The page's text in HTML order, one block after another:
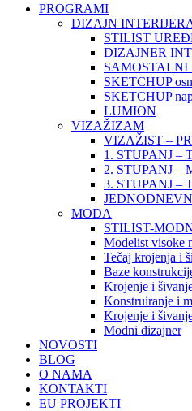
PROGRAMI
DIZAJN
STILIST
DIZAJNER
SAMOSTALNI
SKETCHUP
SKETCHUP
LUMION
VIZAŽIZAM
VIZAŽIST –
1. STUPANJ –
2. STUPANJ –
3. STUPANJ –
MODA
STILIST-
Modelist visoke
Tečaj krojenja i
Baze
Krojenje i
Konstruiranje i
Krojenje i
Modni dizajner
NOVOSTI
BLOG
O NAMA
KONTAKTI
EU PROJEKTI